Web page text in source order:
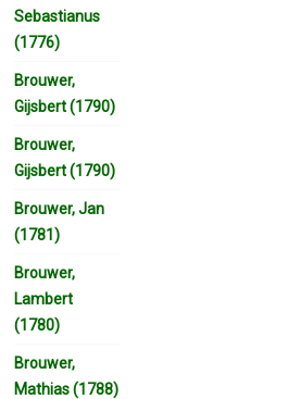
Sebastianus
(1776)
Brouwer,
Gijsbert (1790)
Brouwer,
Gijsbert (1790)
Brouwer, Jan
(1781)
Brouwer,
Lambert
(1780)
Brouwer,
Mathias (1788)